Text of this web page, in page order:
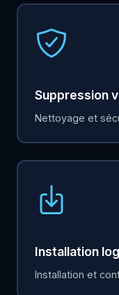
Suppression
Nettoyage et
Installation
Installation et